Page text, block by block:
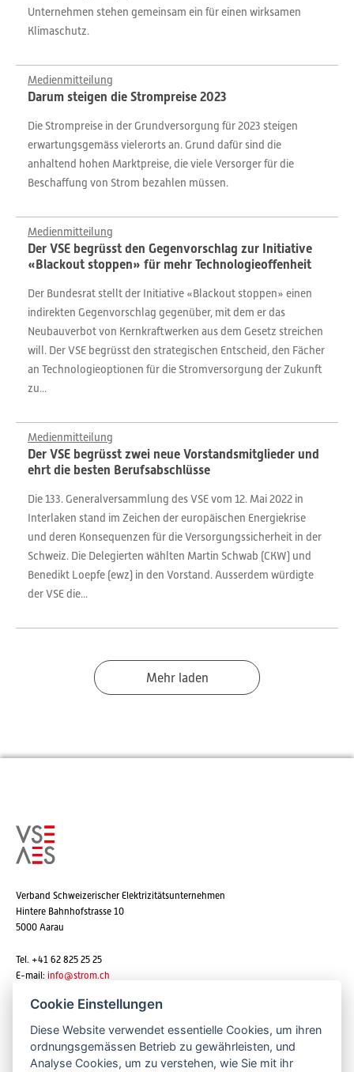
Unternehmen stehen gemeinsam ein für einen wirksamen
Klimaschutz.
Medienmitteilung
Darum steigen die Strompreise 2023
Die Strompreise in der Grundversorgung für 2023 steigen
erwartungsgemäss vielerorts an. Grund dafür sind die
anhaltend hohen Marktpreise, die viele Versorger für die
Beschaffung von Strom bezahlen müssen.
Medienmitteilung
Der VSE begrüsst den Gegenvorschlag zur Initiative
«Blackout stoppen» für mehr Technologieoffenheit
Der Bundesrat stellt der Initiative «Blackout stoppen» einen
indirekten Gegenvorschlag gegenüber, mit dem er das
Neubauverbot von Kernkraftwerken aus dem Gesetz streichen
will. Der VSE begrüsst den strategischen Entscheid, den Fächer
an Technologieoptionen für die Stromversorgung der Zukunft
zu...
Medienmitteilung
Der VSE begrüsst zwei neue Vorstandsmitglieder und
ehrt die besten Berufsabschlüsse
Die 133. Generalversammlung des VSE vom 12. Mai 2022 in
Interlaken stand im Zeichen der europäischen Energiekrise
und deren Konsequenzen für die Versorgungssicherheit in der
Schweiz. Die Delegierten wählten Martin Schwab (CKW) und
Benedikt Loepfe (ewz) in den Vorstand. Ausserdem würdigte
der VSE die...
Mehr laden
Verband Schweizerischer Elektrizitätsunternehmen
Hintere Bahnhofstrasse 10
5000 Aarau
Tel. +41 62 825 25 25
E-mail: info@strom.ch
Newsletter abonnieren
Cookie Einstellungen
Diese Website verwendet essentielle Cookies, um ihren
ordnungsgemässen Betrieb zu gewährleisten, und
Analyse Cookies, um zu verstehen, wie Sie mit ihr